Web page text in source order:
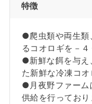
特徴
●爬虫類や両生類
るコオロギを－４
●新鮮な餌を与え
た新鮮な冷凍コオ
●月夜野ファーム
供給を行っており